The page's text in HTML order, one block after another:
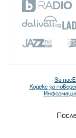
За нас
Кодекс за